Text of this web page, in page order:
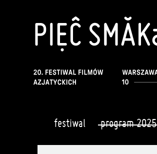
festiwal program 2025